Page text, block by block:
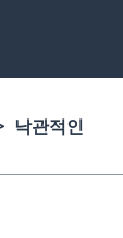
낙관적인